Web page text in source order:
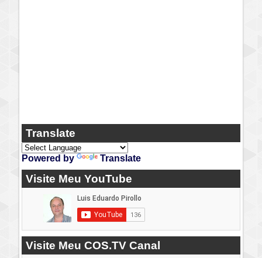
Translate
Powered by Translate
Visite Meu YouTube
Visite Meu COS.TV Canal